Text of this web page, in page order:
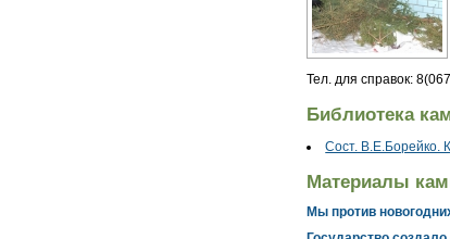
Тел. для справок:
Библиотека
Сост. В.Е.Борейко.
Материалы
Мы против